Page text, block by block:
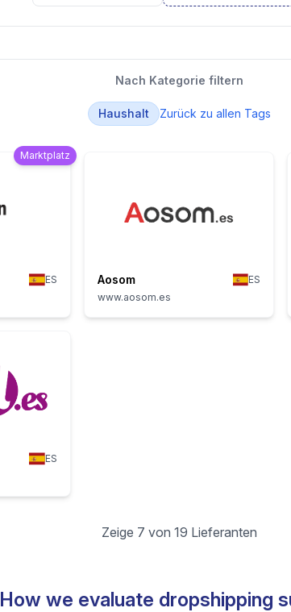
Nach Kategorie filtern
Haushalt Zurück zu allen Tags
Marktplatz
ES
Aosom
ES
www.aosom.es
ES
Zeige 7 von 19 Lieferanten
How we evaluate dropshipping